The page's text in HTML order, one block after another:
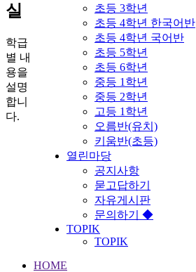
초등 3학년
초등 4학년 한국어반
초등 4학년 국어반
초등 5학년
초등 6학년
중등 1학년
중등 2학년
고등 1학년
오름반(유치)
키움반(초등)
열린마당
공지사항
묻고답하기
자유게시판
문의하기 ◆
TOPIK
TOPIK
실
학급
별 내
용을
설명
합니
다.
HOME